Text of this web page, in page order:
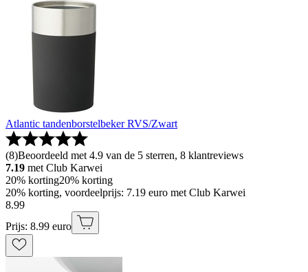
Atlantic tandenborstelbeker RVS/Zwart
(8)Beoordeeld met 4.9 van de 5 sterren, 8 klantreviews
7.19 met Club Karwei
20% korting20% korting
20% korting, voordeelprijs: 7.19 euro met Club Karwei
8.99
Prijs: 8.99 euro